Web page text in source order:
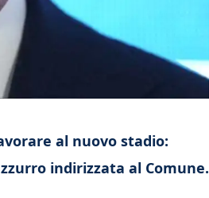
al nuovo stadio:
indirizzata al Comune.